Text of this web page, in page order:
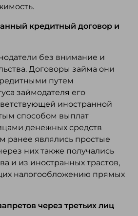
кредитный договор и
без внимание и
Договоры займа они
путем
займодателя его
иностранной
способом выплат
денежных средств
ранее являлись простые
них также получались
и из иностранных трастов,
налогообложению прямых
через третьих лиц